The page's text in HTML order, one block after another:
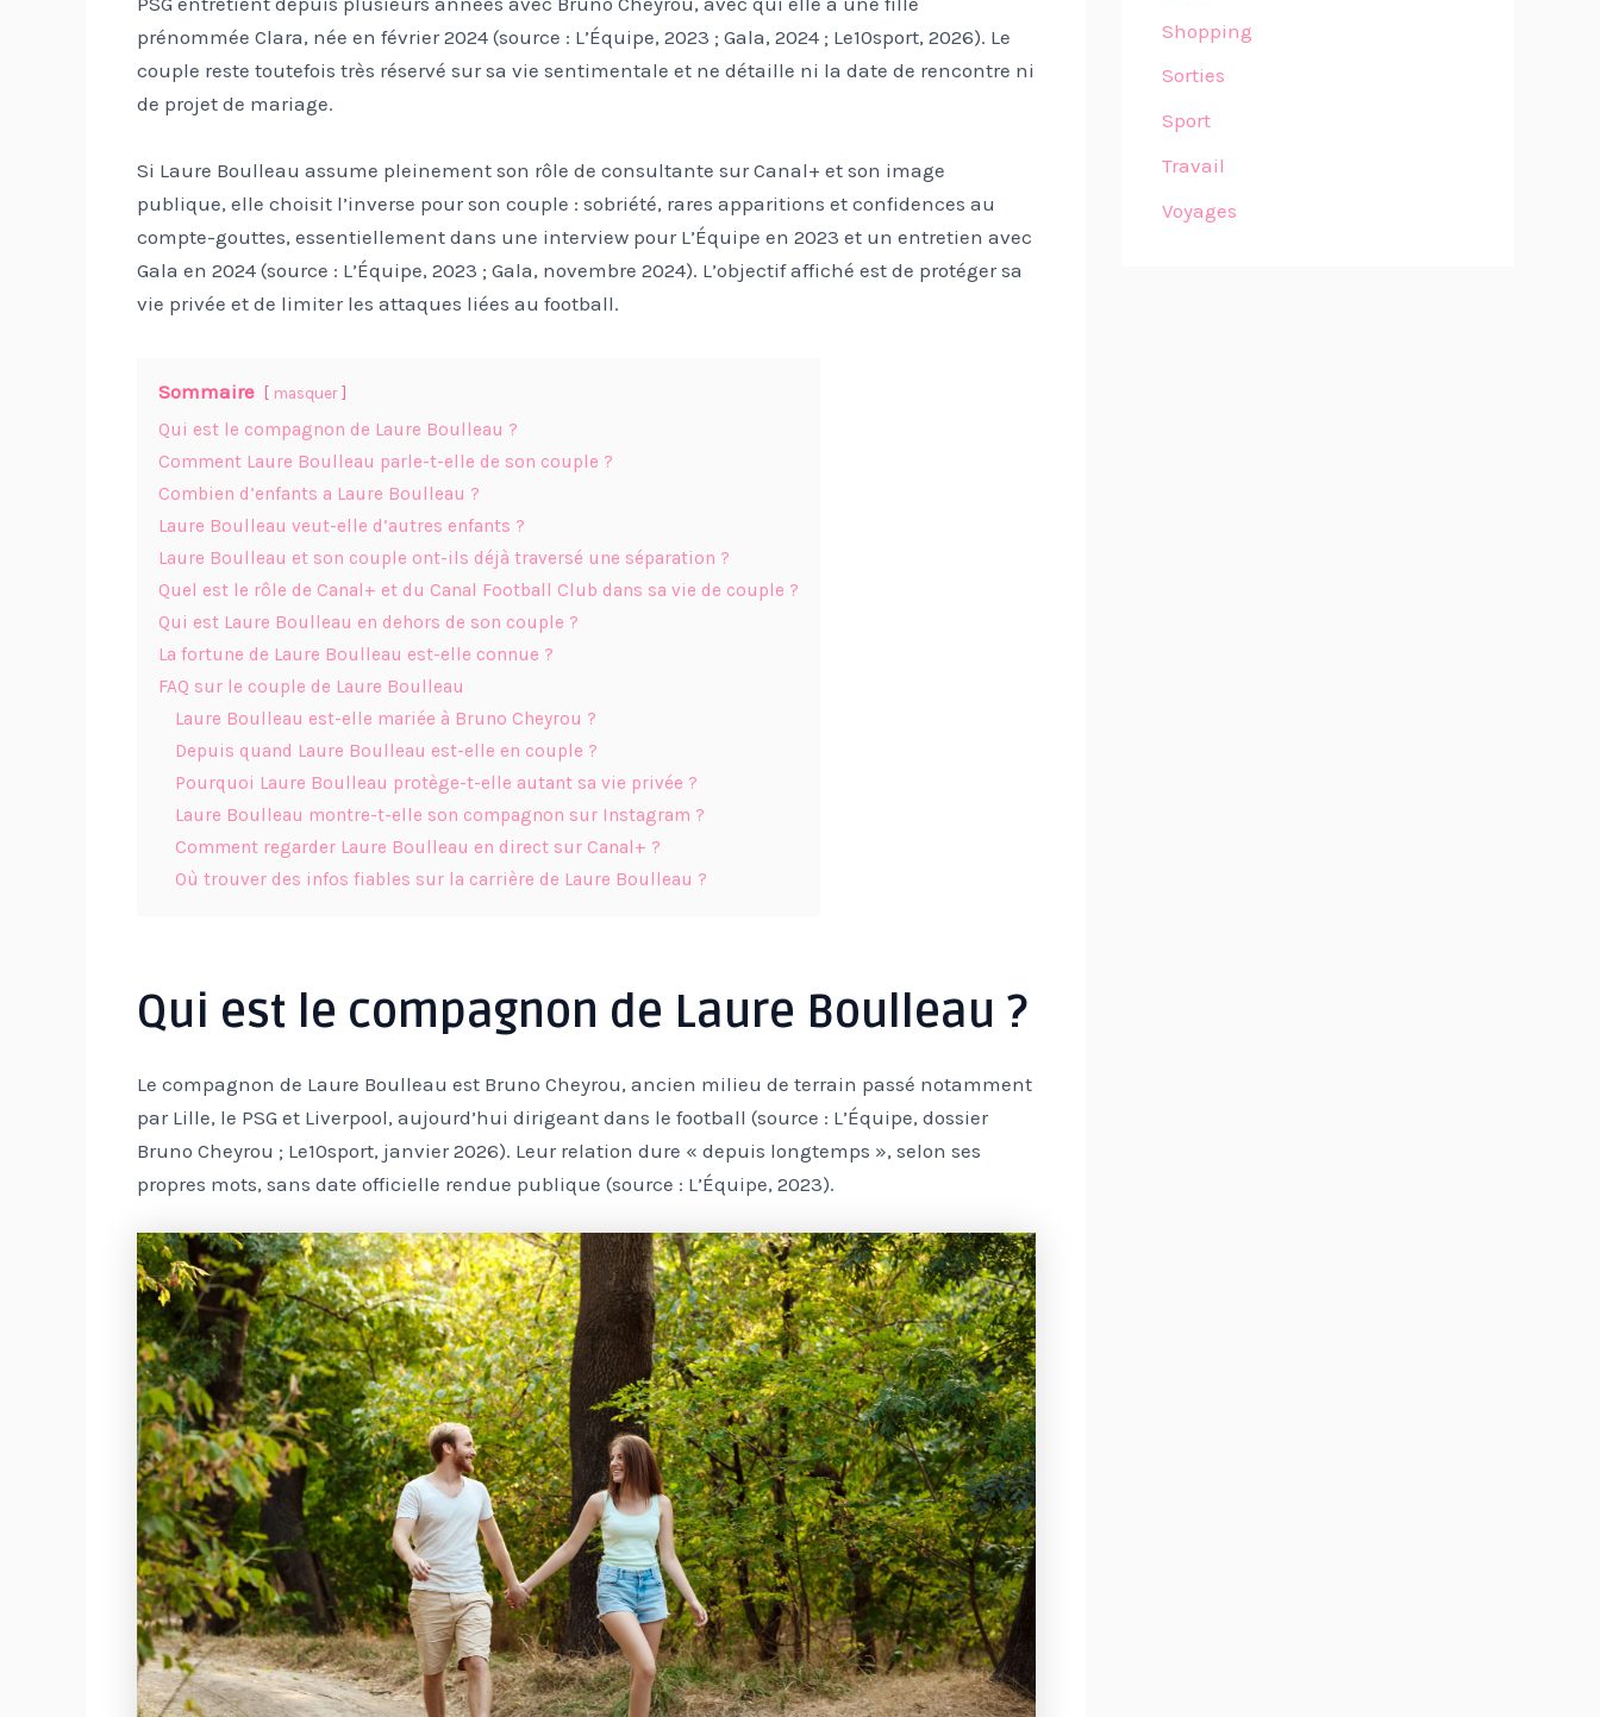
prénommée Clara, née en février 2024 (source : L’Équipe, 2023 ; Gala, 2024 ; Le10sport, 2026). Le
couple reste toutefois très réservé sur sa vie sentimentale et ne détaille ni la date de rencontre ni
de projet de mariage.
Si Laure Boulleau assume pleinement son rôle de consultante sur Canal+ et son image
publique, elle choisit l’inverse pour son couple : sobriété, rares apparitions et confidences au
compte-gouttes, essentiellement dans une interview pour L’Équipe en 2023 et un entretien avec
Gala en 2024 (source : L’Équipe, 2023 ; Gala, novembre 2024). L’objectif affiché est de protéger sa
vie privée et de limiter les attaques liées au football.
Sommaire masquer
Qui est le compagnon de Laure Boulleau ?
Comment Laure Boulleau parle-t-elle de son couple ?
Combien d’enfants a Laure Boulleau ?
Laure Boulleau veut-elle d’autres enfants ?
Laure Boulleau et son couple ont-ils déjà traversé une séparation ?
Quel est le rôle de Canal+ et du Canal Football Club dans sa vie de couple ?
Qui est Laure Boulleau en dehors de son couple ?
La fortune de Laure Boulleau est-elle connue ?
FAQ sur le couple de Laure Boulleau
Laure Boulleau est-elle mariée à Bruno Cheyrou ?
Depuis quand Laure Boulleau est-elle en couple ?
Pourquoi Laure Boulleau protège-t-elle autant sa vie privée ?
Laure Boulleau montre-t-elle son compagnon sur Instagram ?
Comment regarder Laure Boulleau en direct sur Canal+ ?
Où trouver des infos fiables sur la carrière de Laure Boulleau ?
Qui est le compagnon de Laure Boulleau ?
Le compagnon de Laure Boulleau est Bruno Cheyrou, ancien milieu de terrain passé notamment
par Lille, le PSG et Liverpool, aujourd’hui dirigeant dans le football (source : L’Équipe, dossier
Bruno Cheyrou ; Le10sport, janvier 2026). Leur relation dure « depuis longtemps », selon ses
propres mots, sans date officielle rendue publique (source : L’Équipe, 2023).
Shopping
Sorties
Sport
Travail
Voyages